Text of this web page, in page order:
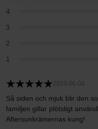
4
3
2
1
2019-06-04
Så siden och mjuk blir den
familjen gillar plötsligt
Aftersunkrämernas kung!